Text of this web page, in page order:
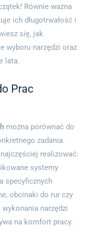
Równie ważna
ich długotrwałość i
się, jak
wyboru narzędzi oraz
lata.
Prac
można porównać do
zadania.
realizować:
systemy
specyficznych
obcinaki do rur czy
narzędzi
na komfort pracy.